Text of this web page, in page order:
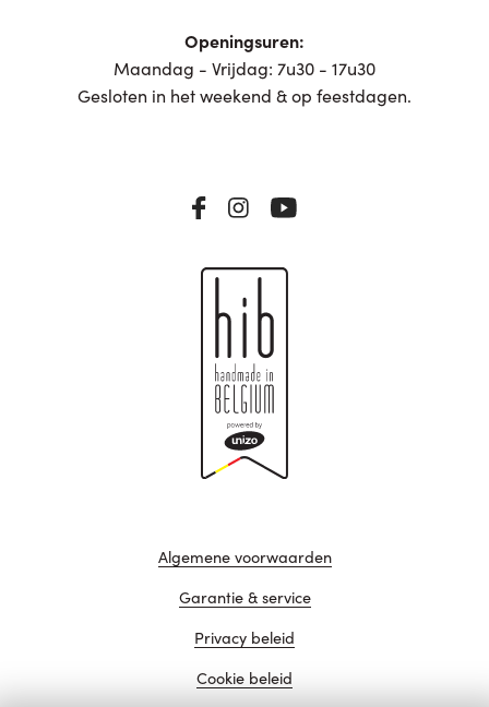
Openingsuren:
Maandag - Vrijdag: 7u30 - 17u30
Gesloten in het weekend & op feestdagen.
Algemene voorwaarden
Garantie & service
Privacy beleid
Cookie beleid